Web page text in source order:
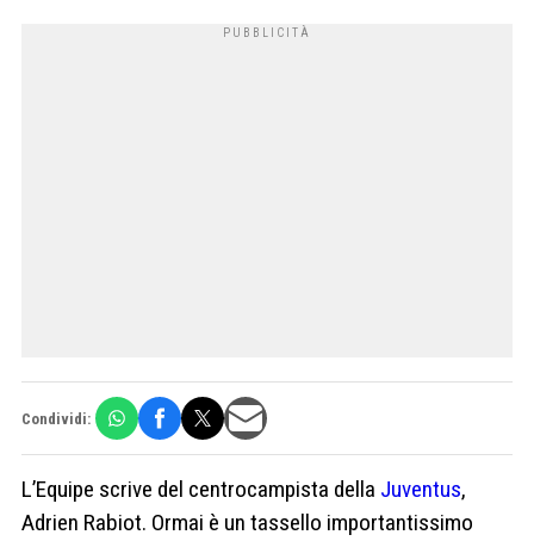
Condividi:
L’Equipe scrive del centrocampista della Juventus,
Adrien Rabiot. Ormai è un tassello importantissimo